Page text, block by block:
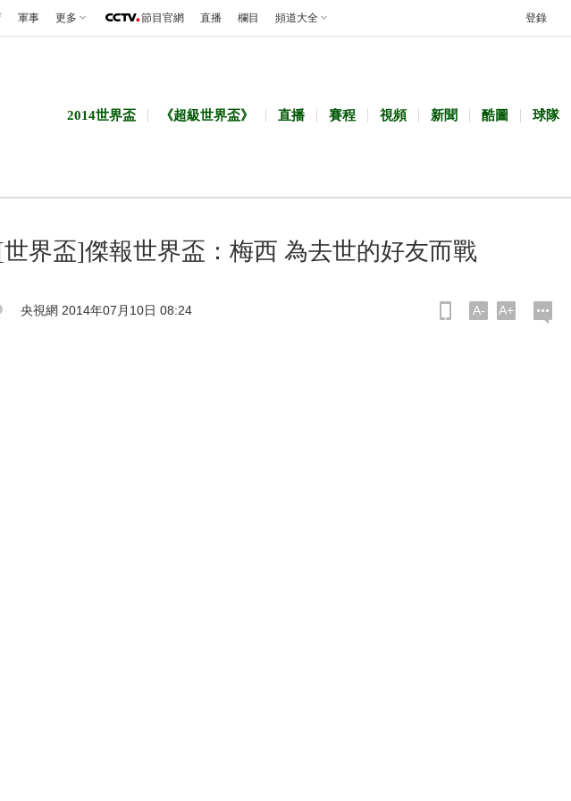
軍事 更多 節目官網 直播 欄目 頻道大全 登錄
2014世界盃 《超級世界盃》 直播 賽程 視頻 新聞 酷圖 球隊
世界盃]傑報世界盃：梅西 為去世的好友而戰
央視網 2014年07月10日 08:24 A- A+